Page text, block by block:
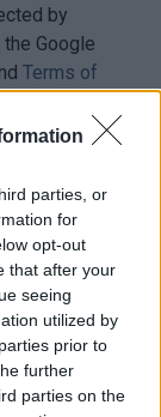
parties, or
for
opt-out
that after your
seeing
utilized by
prior to
further
parties on the
by
the Google
Terms of